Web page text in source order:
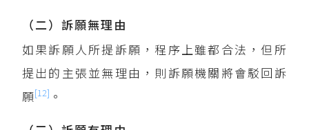
（二）訴願無理由
如果訴願人所提訴願，程序上雖都合法，但所
提出的主張並無理由，則訴願機關將會駁回訴
願[12] 。